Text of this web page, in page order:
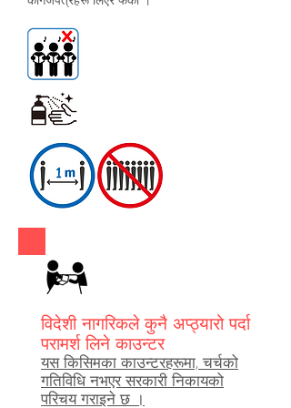
विदेशी नागरिकले कुनै अप्ठ्यारो पर्दा
परामर्श लिने काउन्टर
यस किसिमका काउन्टरहरूमा, चर्चको
गतिविधि नभएर सरकारी निकायको
परिचय गराइने छ ।